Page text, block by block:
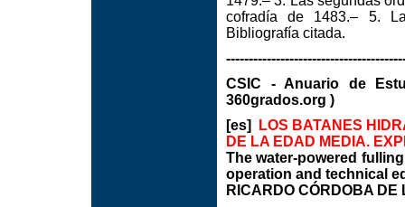
cofradía de 1483.– 5.
Bibliografía citada.
CSIC - Anuario de
360grados.org )
[es]
LOS BATANES
DE LA EDAD MEDIA.
The water-powered
operation and technical
RICARDO CÓRDOBA